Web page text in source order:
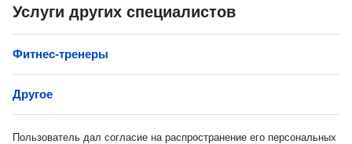
Услуги других специалистов
Фитнес-тренеры
Другое
Пользователь дал согласие на распространение его персональных